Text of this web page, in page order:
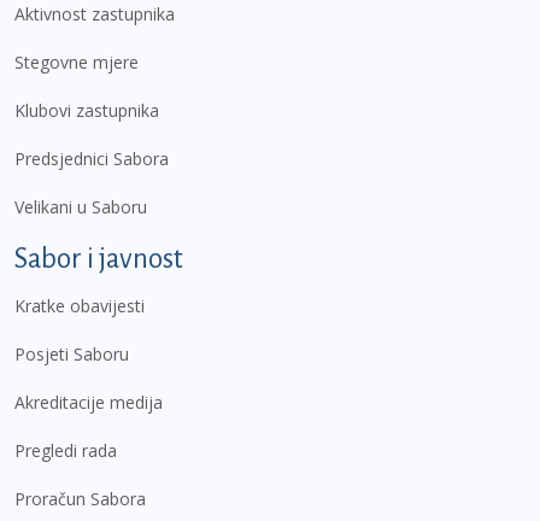
Aktivnost zastupnika
Stegovne mjere
Klubovi zastupnika
Predsjednici Sabora
Velikani u Saboru
Sabor i javnost
Kratke obavijesti
Posjeti Saboru
Akreditacije medija
Pregledi rada
Proračun Sabora